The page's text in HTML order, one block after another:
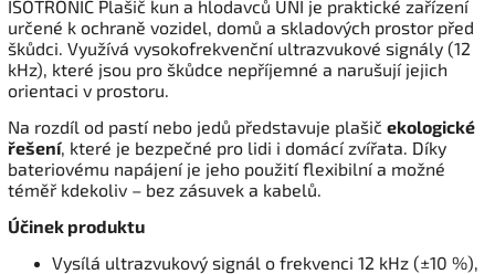
ISOTRONIC Plašič kun a hlodavců UNI je praktické zařízení
určené k ochraně vozidel, domů a skladových prostor před
škůdci. Využívá vysokofrekvenční ultrazvukové signály (12
kHz), které jsou pro škůdce nepříjemné a narušují jejich
orientaci v prostoru.
Na rozdíl od pastí nebo jedů představuje plašič ekologické
řešení, které je bezpečné pro lidi i domácí zvířata. Díky
bateriovému napájení je jeho použití flexibilní a možné
téměř kdekoliv – bez zásuvek a kabelů.
Účinek produktu
Vysílá ultrazvukový signál o frekvenci 12 kHz (±10 %),